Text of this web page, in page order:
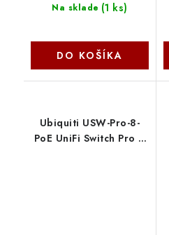
Na sklade (1 ks)
DO KOŠÍKA
Ubiquiti USW-Pro-8-
PoE UniFi Switch Pro 8